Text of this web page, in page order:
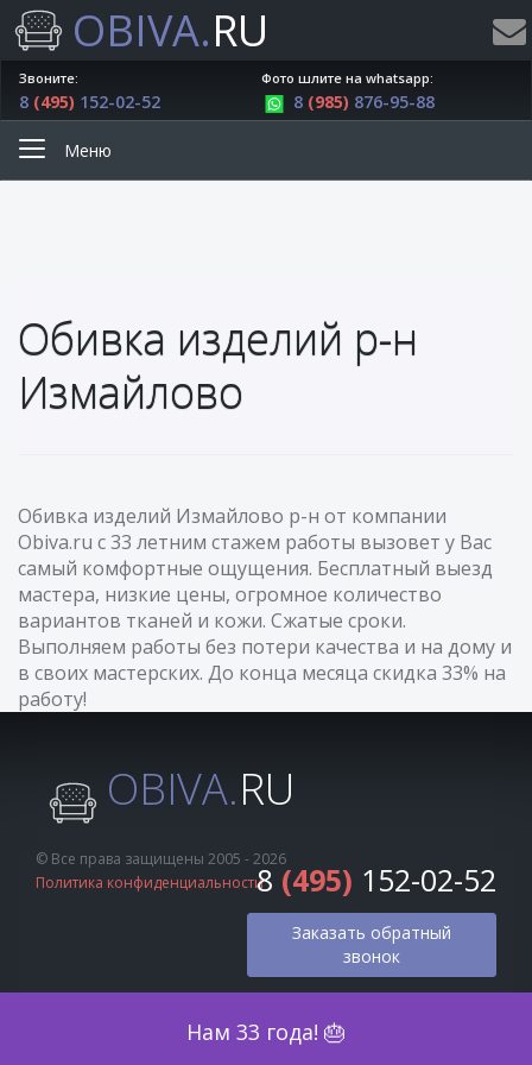
OBIVA.RU
Нам 33 года! 🎂
Звоните:
8 (495) 152-02-52
Фото шлите на whatsapp:
8 (985) 876-95-88
Меню
Обивка изделий р-н
Измайлово
Обивка изделий Измайлово р-н от компании
Obiva.ru с 33 летним стажем работы вызовет у Вас
самый комфортные ощущения. Бесплатный выезд
мастера, низкие цены, огромное количество
вариантов тканей и кожи. Сжатые сроки.
Выполняем работы без потери качества и на дому и
в своих мастерских. До конца месяца скидка 33% на
работу!
OBIVA.RU
© Все права защищены 2005 - 2026
Политика конфиденциальности8 (495) 152-02-52
Заказать обратный
звонок